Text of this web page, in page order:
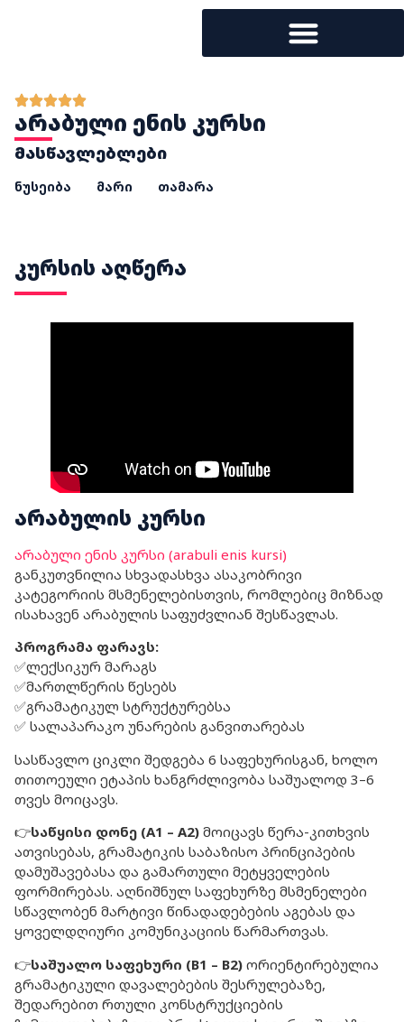
არაბული ენის კურსი
მასწავლებლები
ნუსეიბა მარი თამარა
კურსის აღწერა
არაბულის კურსი
არაბული ენის კურსი (arabuli enis kursi)
განკუთვნილია სხვადასხვა ასაკობრივი
კატეგორიის მსმენელებისთვის, რომლებიც მიზნად
ისახავენ არაბულის საფუძვლიან შესწავლას.
პროგრამა ფარავს:
✅ლექსიკურ მარაგს
✅მართლწერის წესებს
✅გრამატიკულ სტრუქტურებსა
✅ სალაპარაკო უნარების განვითარებას
სასწავლო ციკლი შედგება 6 საფეხურისგან, ხოლო
თითოეული ეტაპის ხანგრძლივობა საშუალოდ 3–6
თვეს მოიცავს.
👉საწყისი დონე (A1 – A2) მოიცავს წერა-კითხვის
ათვისებას, გრამატიკის საბაზისო პრინციპების
დამუშავებასა და გამართული მეტყველების
ფორმირებას. აღნიშნულ საფეხურზე მსმენელები
სწავლობენ მარტივი წინადადებების აგებას და
ყოველდღიური კომუნიკაციის წარმართვას.
👉საშუალო საფეხური (B1 – B2) ორიენტირებულია
გრამატიკული დავალებების შესრულებაზე,
შედარებით რთული კონსტრუქციების